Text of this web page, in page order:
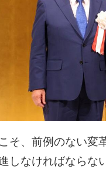
、前例のない変
なければならな